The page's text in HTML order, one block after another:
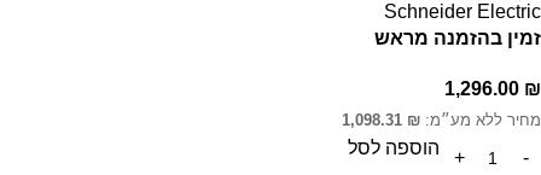
Schneider Electric
זמין בהזמנה מראש
1,296.00 ₪
מחיר ללא מע״מ: 1,098.31 ₪
הוספה לסל